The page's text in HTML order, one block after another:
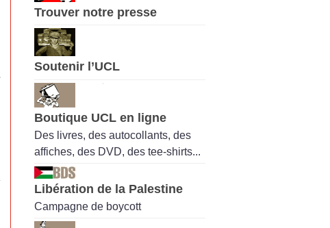
Trouver notre presse
Soutenir l’UCL
Boutique UCL en ligne
Des livres, des autocollants, des
affiches, des DVD, des tee-shirts...
Libération de la Palestine
Campagne de boycott